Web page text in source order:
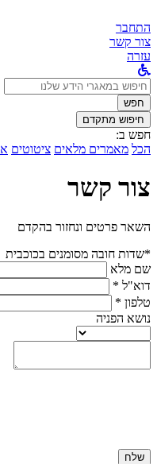
התחבר
צור קשר
עזרה
לחפש
ב:חפש
חיפוש מתקדם
חפש ב:
הכל מאמרים מלאים ציטוטים
צור קשר
השאר פרטים ונחזור בהקדם
*שדות חובה מסומנים בכוכבית
שם מלא
דוא"ל *
טלפון *
נושא הפניה
שלח